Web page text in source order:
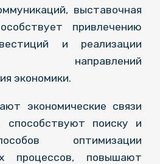
выставочная
привлечению
и реализации
направлений
экономики.
экономические связи
способствуют поиску и
оптимизации
процессов, повышают